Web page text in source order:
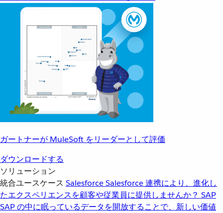
ガートナーが MuleSoft をリーダーとして評価
ダウンロードする
ソリューション
統合ユースケース SalesforceSalesforce 連携により、進化し
たエクスペリエンスを顧客や従業員に提供しませんか？ SAP
SAP の中に眠っているデータを開放することで、新しい価値